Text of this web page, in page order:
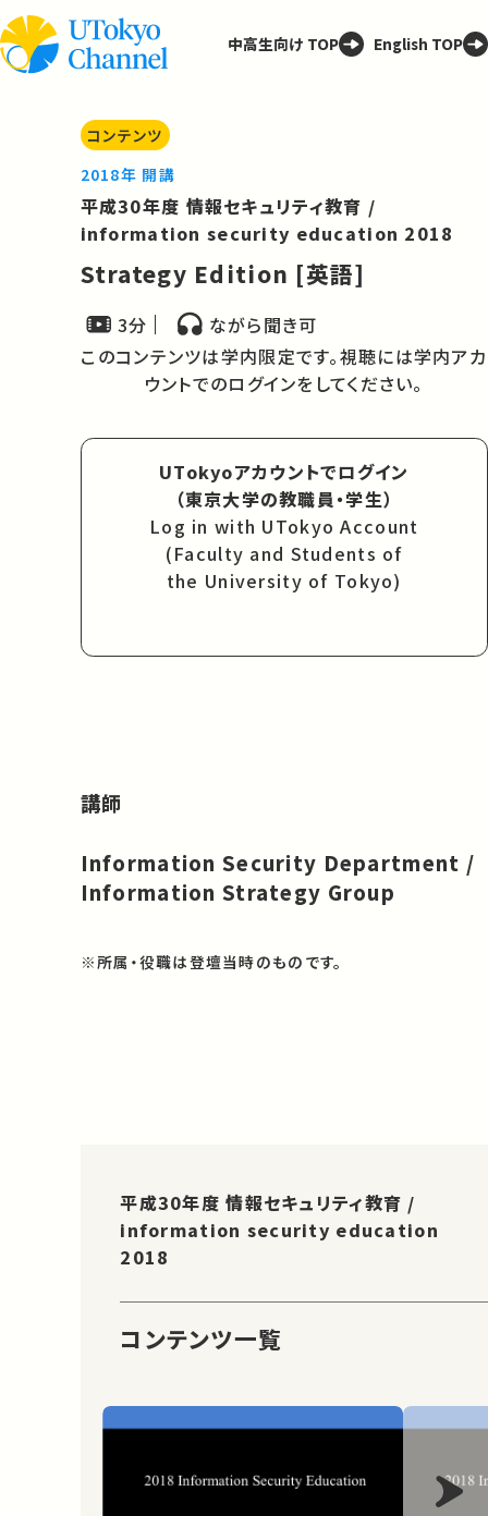
中高生向け TOP English TOP
コンテンツ
2018年 開講
平成30年度 情報セキュリティ教育 /
information security education 2018
Strategy Edition [英語]
3分
ながら聞き可
このコンテンツは学内限定です。視聴には学内アカ
ウントでのログインをしてください。
UTokyoアカウントでログイン
（東京大学の教職員・学生）
Log in with UTokyo Account
(Faculty and Students of
the University of Tokyo)
講師
Information Security Department /
Information Strategy Group
※所属・役職は登壇当時のものです。
平成30年度 情報セキュリティ教育 /
information security education
2018
コンテンツ一覧